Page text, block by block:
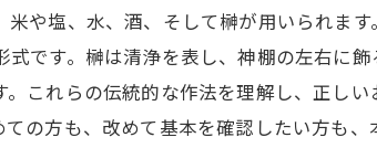
や塩、水、酒、そして榊が用いられます
です。榊は清浄を表し、神棚の左右に
これらの伝統的な作法を理解し、正し
の方も、改めて基本を確認したい方も、